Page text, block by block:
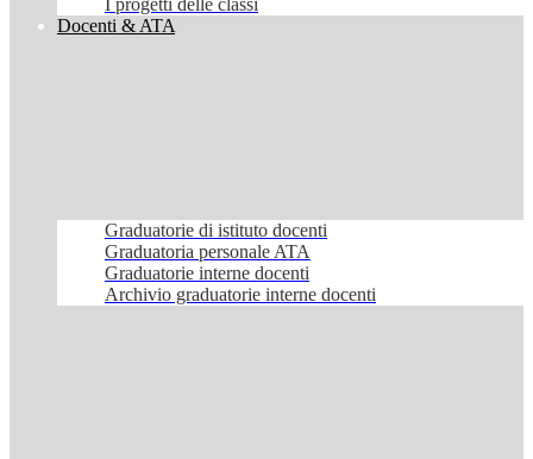
I progetti delle classi
Docenti & ATA
Graduatorie di istituto docenti
Graduatoria personale ATA
Graduatorie interne docenti
Archivio graduatorie interne docenti